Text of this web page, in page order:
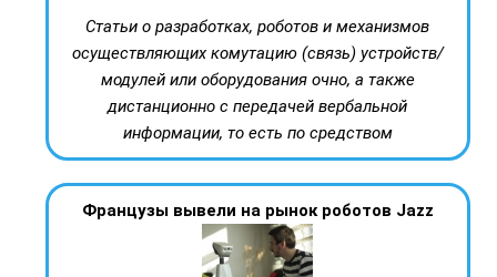
Статьи о разработках, роботов и механизмов
осуществляющих комутацию (связь) устройств/
модулей или оборудования очно, а также
дистанционно с передачей вербальной
информации, то есть по средством
Французы вывели на рынок роботов Jazz